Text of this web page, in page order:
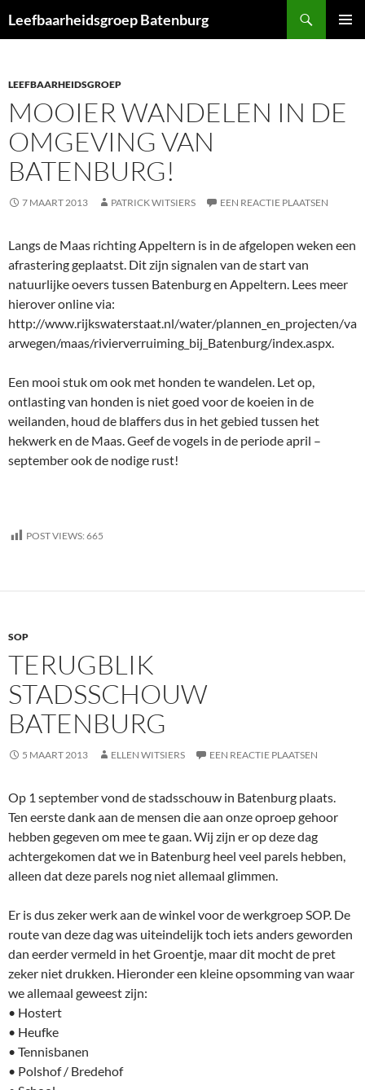
naar
Leefbaarheidsgroep Batenburg
LEEFBAARHEIDSGROEP
MOOIER WANDELEN IN DE
OMGEVING VAN
BATENBURG!
7 MAART 2013 PATRICK WITSIERS EEN REACTIE PLAATSEN
Langs de Maas richting Appeltern is in de afgelopen weken een
afrastering geplaatst. Dit zijn signalen van de start van
natuurlijke oevers tussen Batenburg en Appeltern. Lees meer
hierover online via:
http://www.rijkswaterstaat.nl/water/plannen_en_projecten/va
arwegen/maas/rivierverruiming_bij_Batenburg/index.aspx.
Een mooi stuk om ook met honden te wandelen. Let op,
ontlasting van honden is niet goed voor de koeien in de
weilanden, houd de blaffers dus in het gebied tussen het
hekwerk en de Maas. Geef de vogels in de periode april –
september ook de nodige rust!
POST VIEWS: 665
SOP
TERUGBLIK
STADSSCHOUW
BATENBURG
5 MAART 2013 ELLEN WITSIERS EEN REACTIE PLAATSEN
Op 1 september vond de stadsschouw in Batenburg plaats.
Ten eerste dank aan de mensen die aan onze oproep gehoor
hebben gegeven om mee te gaan. Wij zijn er op deze dag
achtergekomen dat we in Batenburg heel veel parels hebben,
alleen dat deze parels nog niet allemaal glimmen.
Er is dus zeker werk aan de winkel voor de werkgroep SOP. De
route van deze dag was uiteindelijk toch iets anders geworden
dan eerder vermeld in het Groentje, maar dit mocht de pret
zeker niet drukken. Hieronder een kleine opsomming van waar
we allemaal geweest zijn:
• Hostert
• Heufke
• Tennisbanen
• Polshof / Bredehof